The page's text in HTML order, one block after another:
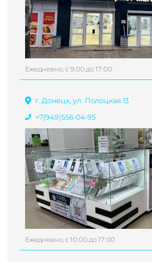
Ежедневно, с 9:00 до 17:00
г. Донецк, ул. Полоцкая 13
+7(949)556-04-95
Ежедневно, с 10:00 до 17:00